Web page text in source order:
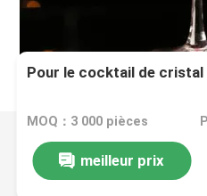
Pour le cocktail de cristal
MOQ：3 000 pièces
meilleur prix